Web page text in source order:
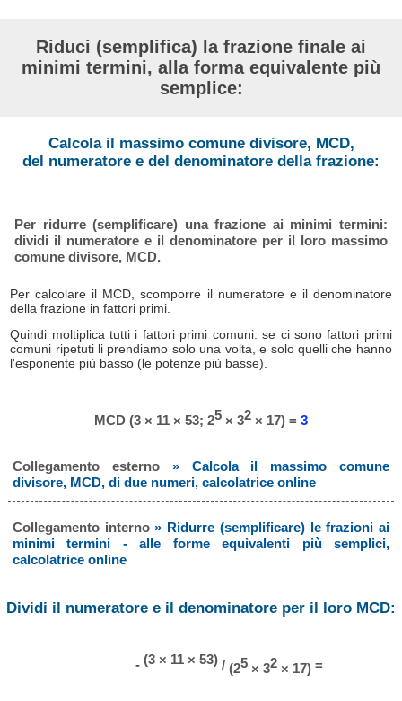
Riduci (semplifica) la frazione finale ai
minimi termini, alla forma equivalente più
semplice:
Calcola il massimo comune divisore, MCD,
del numeratore e del denominatore della frazione:
Per ridurre (semplificare) una frazione ai minimi termini:
dividi il numeratore e il denominatore per il loro massimo
comune divisore, MCD.
Per calcolare il MCD, scomporre il numeratore e il denominatore
della frazione in fattori primi.
Quindi moltiplica tutti i fattori primi comuni: se ci sono fattori primi
comuni ripetuti li prendiamo solo una volta, e solo quelli che hanno
l'esponente più basso (le potenze più basse).
MCD (3 × 11 × 53; 25 × 32 × 17) = 3
Collegamento esterno » Calcola il massimo comune
divisore, MCD, di due numeri, calcolatrice online
Collegamento interno» Ridurre (semplificare) le frazioni ai
minimi termini - alle forme equivalenti più semplici,
calcolatrice online
Dividi il numeratore e il denominatore per il loro MCD:
- (3 × 11 × 53)/ (25× 32× 17)=